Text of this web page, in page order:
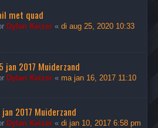
met quad
Dylan Keizer « di aug 25, 2020 10:33
jan 2017 Muiderzand
Dylan Keizer « ma jan 16, 2017 11:10
2017 Muiderzand
Dylan Keizer « di jan 10, 2017 6:58 pm